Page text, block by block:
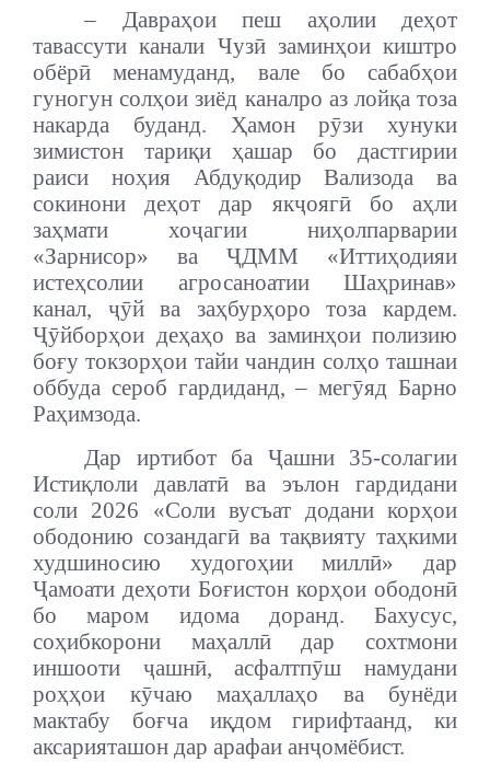
– Давраҳои пеш аҳолии деҳот
тавассути канали Чузӣ заминҳои киштро
обёрӣ менамуданд, вале бо сабабҳои
гуногун солҳои зиёд каналро аз лойқа тоза
накарда буданд. Ҳамон рӯзи хунуки
зимистон тариқи ҳашар бо дастгирии
раиси ноҳия Абдуқодир Вализода ва
сокинони деҳот дар якҷоягӣ бо аҳли
заҳмати хоҷагии ниҳолпарварии
«Зарнисор» ва ҶДММ «Иттиҳодияи
истеҳсолии агросаноатии Шаҳринав»
канал, ҷӯй ва заҳбурҳоро тоза кардем.
Ҷӯйборҳои деҳаҳо ва заминҳои полизию
боғу токзорҳои тайи чандин солҳо ташнаи
оббуда сероб гардиданд, – мегӯяд Барно
Раҳимзода.
Дар иртибот ба Ҷашни 35-солагии
Истиқлоли давлатӣ ва эълон гардидани
соли 2026 «Соли вусъат додани корҳои
ободонию созандагӣ ва тақвияту таҳкими
худшиносию худогоҳии миллӣ» дар
Ҷамоати деҳоти Боғистон корҳои ободонӣ
бо маром идома доранд. Бахусус,
соҳибкорони маҳаллӣ дар сохтмони
иншооти ҷашнӣ, асфалтпӯш намудани
роҳҳои кӯчаю маҳаллаҳо ва бунёди
мактабу боғча иқдом гирифтаанд, ки
аксарияташон дар арафаи анҷомёбист.